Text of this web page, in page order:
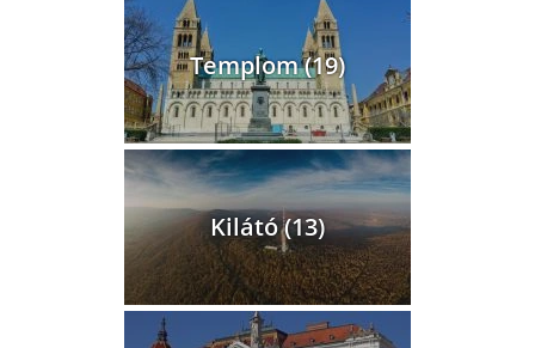
Templom (19)
Kilátó (13)